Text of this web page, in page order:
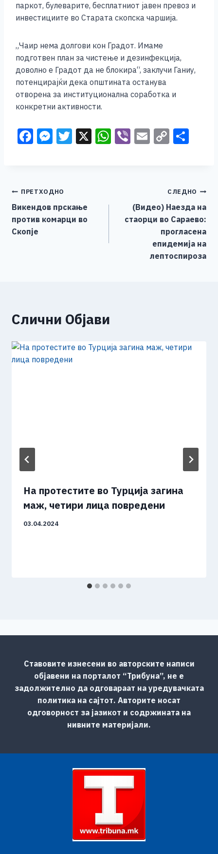
паркот, булеварите, бесплатниот јавен превоз и
инвестициите во Старата скопска чаршија.
„Чаир нема долгови кон Градот. Имаме
подготвен план за чистење и дезинфекција,
доволно е Градот да не блокира“, заклучи Ганиу,
потенцирајќи дека општината останува
отворена за институционална соработка и
конкретни активности.
F
b
o
o
M
n
g
er
T X W Vi E C
Li
n
k
Навигација
на
напис
ПРЕТХОДНО
Викендов прскање
против комарци во
Скопје
СЛЕДНО
(Видео) Наезда на
стаорци во Сараево:
прогласена
епидемија на
лептоспироза
Слични Објави
На протестите во Турција загина
маж, четири лица повредени
03.04.2024
Ставовите изнесени во авторските написи
објавени на порталот “Трибуна”, не е
задолжително да одговараат на уредувачката
политика на сајтот. Авторите носат
одговорност за јазикот и содржината на
нивните материјали.